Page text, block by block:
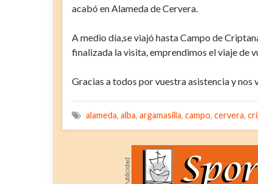
acabó en Alameda de Cervera.
A medio día,se viajó hasta Campo de
finalizada la visita, emprendimos el viaje de
Gracias a todos por vuestra asistencia y nos
alameda, alba, argamasilla, campo, cervera,